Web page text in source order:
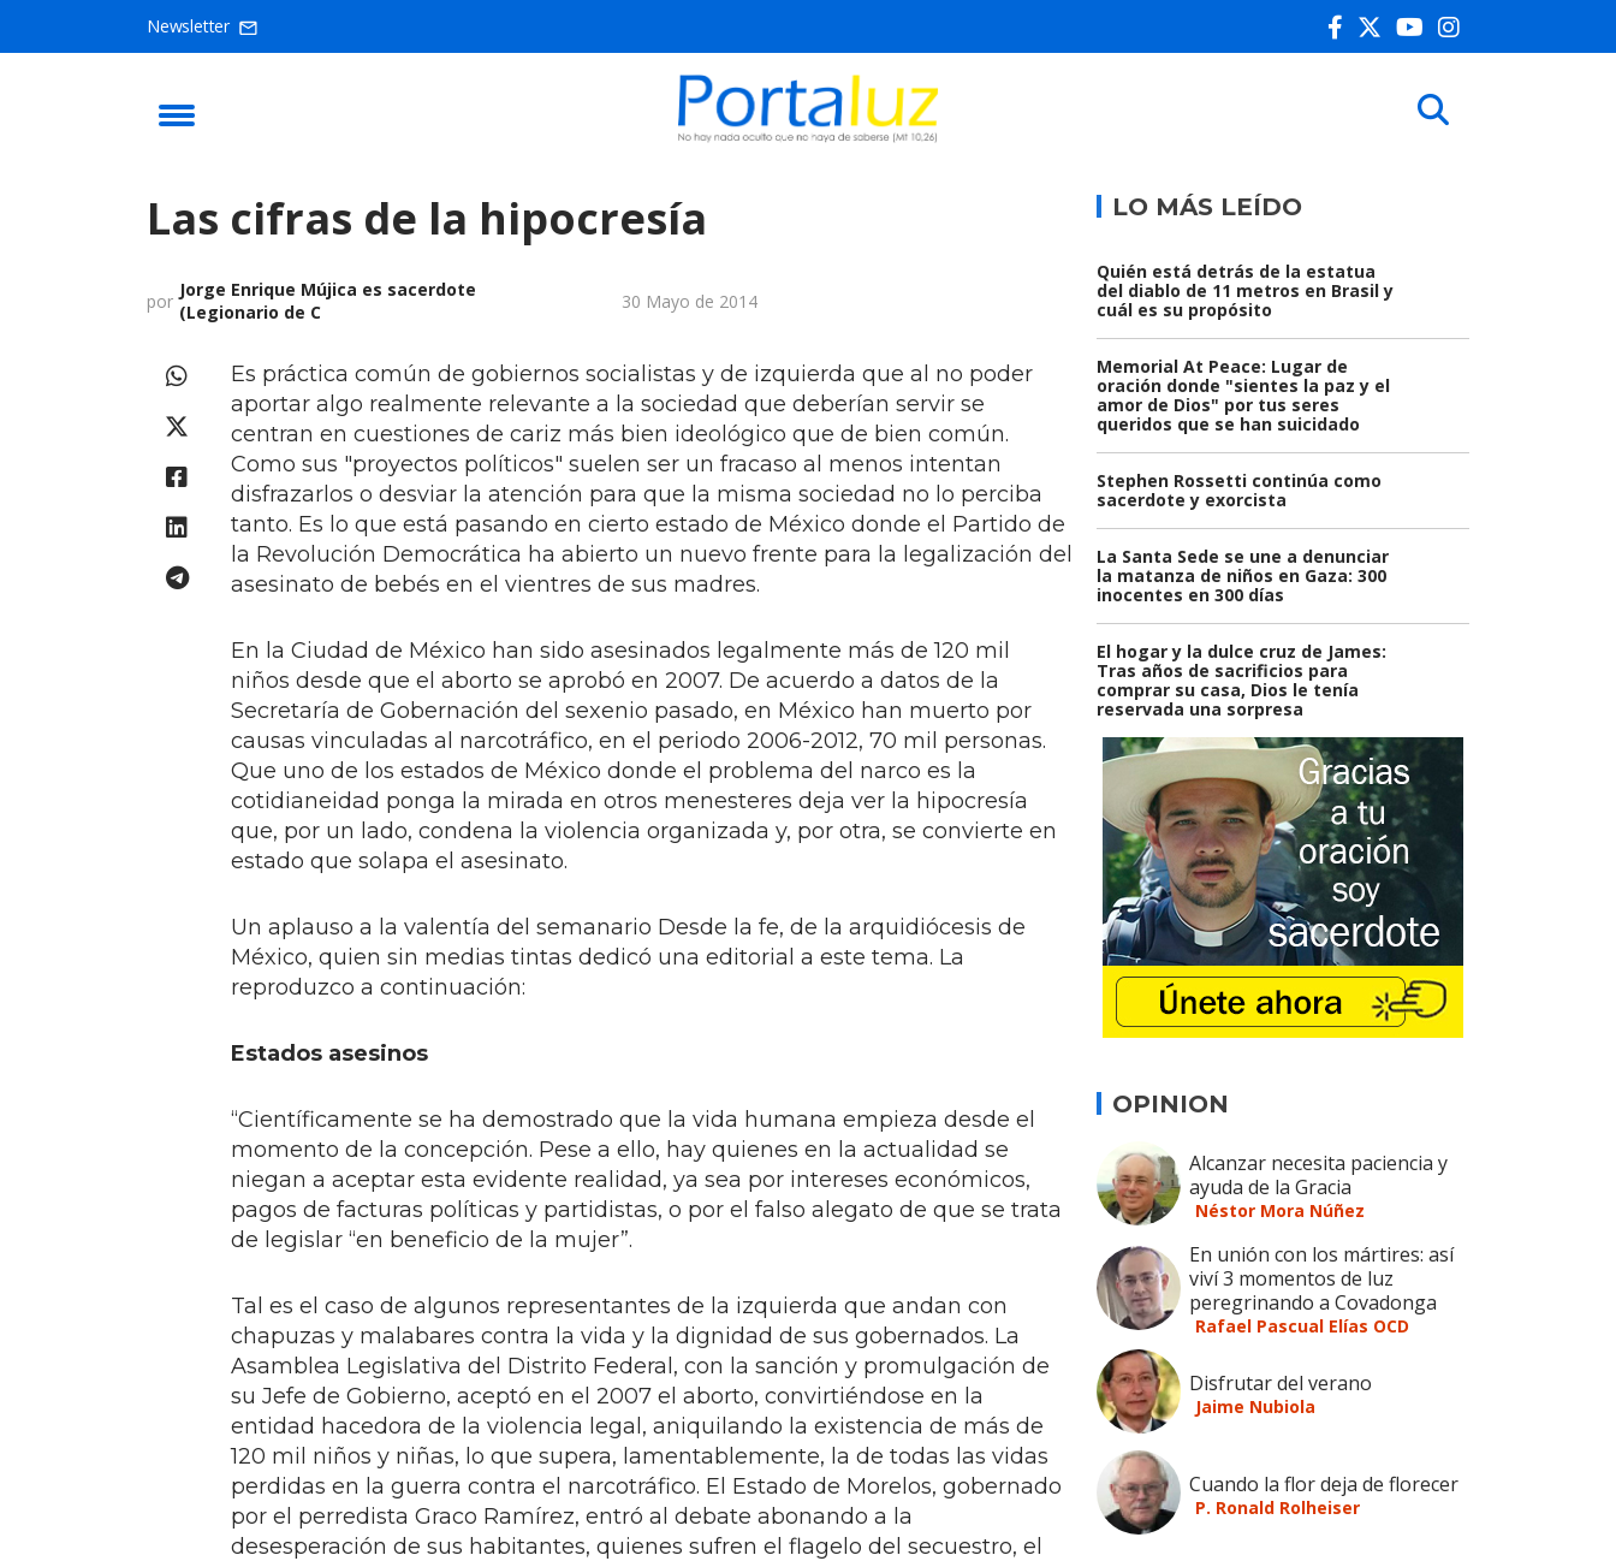
Newsletter
Las cifras de la hipocresía
por Jorge Enrique Mújica es sacerdote
(Legionario de C
30 Mayo de 2014
Es práctica común de gobiernos socialistas y de izquierda que al no poder
aportar algo realmente relevante a la sociedad que deberían servir se
centran en cuestiones de cariz más bien ideológico que de bien común.
Como sus "proyectos políticos" suelen ser un fracaso al menos intentan
disfrazarlos o desviar la atención para que la misma sociedad no lo perciba
tanto. Es lo que está pasando en cierto estado de México donde el Partido de
la Revolución Democrática ha abierto un nuevo frente para la legalización del
asesinato de bebés en el vientres de sus madres.
En la Ciudad de México han sido asesinados legalmente más de 120 mil
niños desde que el aborto se aprobó en 2007. De acuerdo a datos de la
Secretaría de Gobernación del sexenio pasado, en México han muerto por
causas vinculadas al narcotráfico, en el periodo 2006-2012, 70 mil personas.
Que uno de los estados de México donde el problema del narco es la
cotidianeidad ponga la mirada en otros menesteres deja ver la hipocresía
que, por un lado, condena la violencia organizada y, por otra, se convierte en
estado que solapa el asesinato.
Un aplauso a la valentía del semanario Desde la fe, de la arquidiócesis de
México, quien sin medias tintas dedicó una editorial a este tema. La
reproduzco a continuación:
Estados asesinos
“Científicamente se ha demostrado que la vida humana empieza desde el
momento de la concepción. Pese a ello, hay quienes en la actualidad se
niegan a aceptar esta evidente realidad, ya sea por intereses económicos,
pagos de facturas políticas y partidistas, o por el falso alegato de que se trata
de legislar “en beneficio de la mujer”.
Tal es el caso de algunos representantes de la izquierda que andan con
chapuzas y malabares contra la vida y la dignidad de sus gobernados. La
Asamblea Legislativa del Distrito Federal, con la sanción y promulgación de
su Jefe de Gobierno, aceptó en el 2007 el aborto, convirtiéndose en la
entidad hacedora de la violencia legal, aniquilando la existencia de más de
120 mil niños y niñas, lo que supera, lamentablemente, la de todas las vidas
perdidas en la guerra contra el narcotráfico. El Estado de Morelos, gobernado
por el perredista Graco Ramírez, entró al debate abonando a la
desesperación de sus habitantes, quienes sufren el flagelo del secuestro, el
LO MÁS LEÍDO
Quién está detrás de la estatua
del diablo de 11 metros en Brasil y
cuál es su propósito
Memorial At Peace: Lugar de
oración donde "sientes la paz y el
amor de Dios" por tus seres
queridos que se han suicidado
Stephen Rossetti continúa como
sacerdote y exorcista
La Santa Sede se une a denunciar
la matanza de niños en Gaza: 300
inocentes en 300 días
El hogar y la dulce cruz de James:
Tras años de sacrificios para
comprar su casa, Dios le tenía
reservada una sorpresa
OPINION
Alcanzar necesita paciencia y
ayuda de la Gracia
Néstor Mora Núñez
En unión con los mártires: así
viví 3 momentos de luz
peregrinando a Covadonga
Rafael Pascual Elías OCD
Disfrutar del verano
Jaime Nubiola
Cuando la flor deja de florecer
P. Ronald Rolheiser